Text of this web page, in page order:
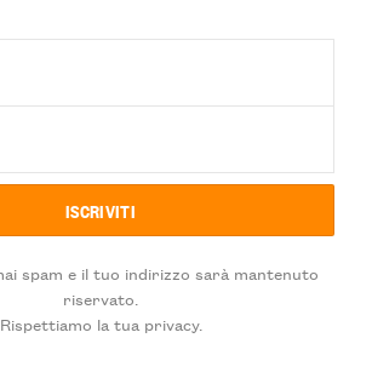
spam e il tuo indirizzo sarà mantenuto
riservato.
Rispettiamo la tua privacy.